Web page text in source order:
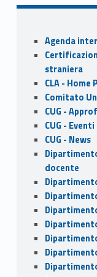
b
o
o
k
d
o
n
l
Sidebar
Agenda
straniera
CLA - Home
Comitato
CUG -
CUG - Eventi
CUG - News
docente